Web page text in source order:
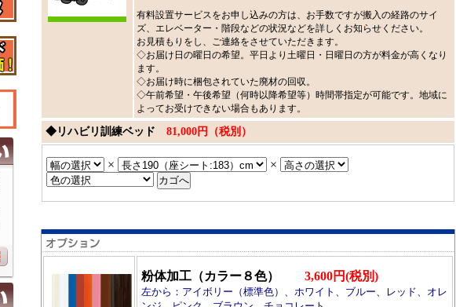
有料設置サービスをお申し込みの方は、お手数ですが搬入の経路のサイ
ズ、エレベーター・階段などの状況などを詳しくお知らせください。
お見積もりをし、ご連絡をさせていただきます。
◇お届け日の曜日の希望。平日より土曜日・日曜日の方が料金が高くなり
ます。
◇お届け時に梱包されていた廃材の回収。
◇午前希望・午後希望（何時以降希望等）時間帯指定が可能です。地域に
よってお受けできない場合もあります。
◆リハビリ訓練ベッド 81,000円（税別）
× ×
粉体加工（カラー８色） 3,600円(税別)
左から：アイボリー（標準色）、ホワイト、ブルー、レッド、オレ